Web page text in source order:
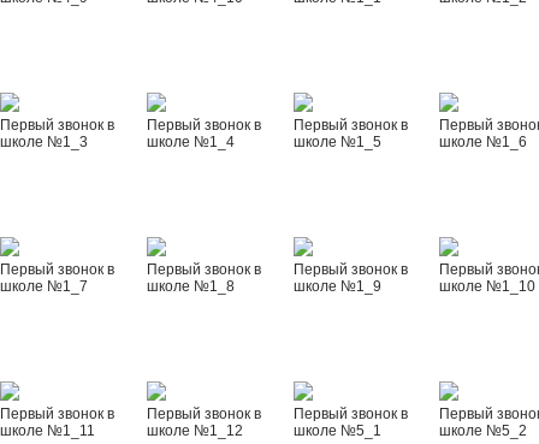
Первый звонок в
школе №1_3
Первый звонок в
школе №1_4
Первый звонок в
школе №1_5
Первый
школе №1_6
Первый звонок в
школе №1_7
Первый звонок в
школе №1_8
Первый звонок в
школе №1_9
Первый
школе №1_10
Первый звонок в
школе №1_11
Первый звонок в
школе №1_12
Первый звонок в
школе №5_1
Первый
школе №5_2